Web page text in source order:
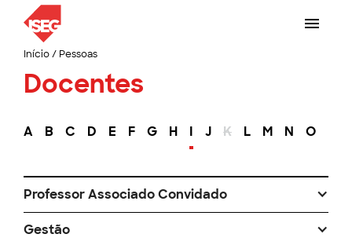
Início/ Pessoas
Docentes
A B C D E F G H I J K L M N O
Professor Associado Convidado
Gestão